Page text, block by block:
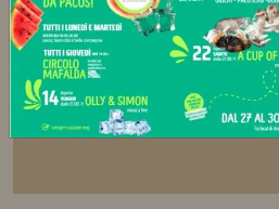
Ho preso visione della Privacy
trattamento dei miei dati personali